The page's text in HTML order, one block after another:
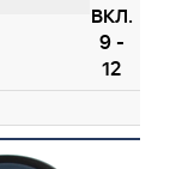
ВКЛ.
9 -
12